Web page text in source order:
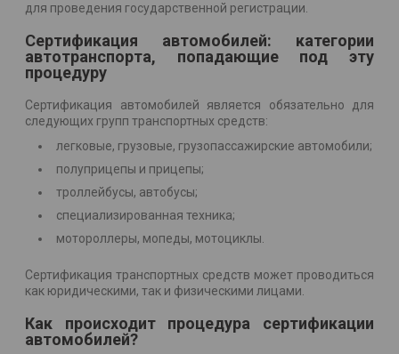
для проведения государственной регистрации.
Сертификация автомобилей: категории
автотранспорта, попадающие под эту
процедуру
Сертификация автомобилей является обязательно для
следующих групп транспортных средств:
легковые, грузовые, грузопассажирские автомобили;
полуприцепы и прицепы;
троллейбусы, автобусы;
специализированная техника;
мотороллеры, мопеды, мотоциклы.
Сертификация транспортных средств может проводиться
как юридическими, так и физическими лицами.
Как происходит процедура сертификации
автомобилей?